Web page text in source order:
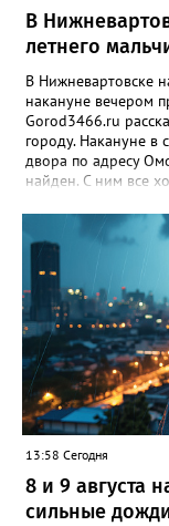
В
летнего
В Нижневартовске
накануне вечером
Gorod3466.ru
городу. Накануне в
двора по адресу
найден. С ним все
издания, что
собеседника,
отвлеклась, а он
дом, но не смог.
полицию", -
13:58 Сегодня
8 и 9 августа
сильные